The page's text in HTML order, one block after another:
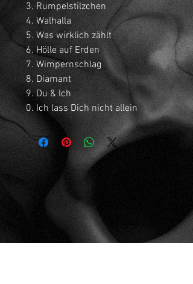
Rumpelstilzchen
Walhalla
Was wirklich zählt
Hölle auf Erden
Wimpernschlag
Diamant
Du & Ich
Ich lass Dich nicht allein